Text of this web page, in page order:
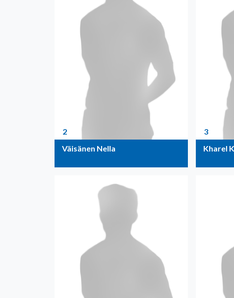
2
Väisänen Nella
3
Kharel